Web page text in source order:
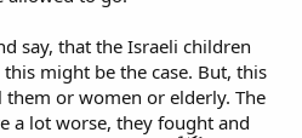
say, that the Israeli children
might be the case. But, this
or women or elderly. The
a lot worse, they fought and